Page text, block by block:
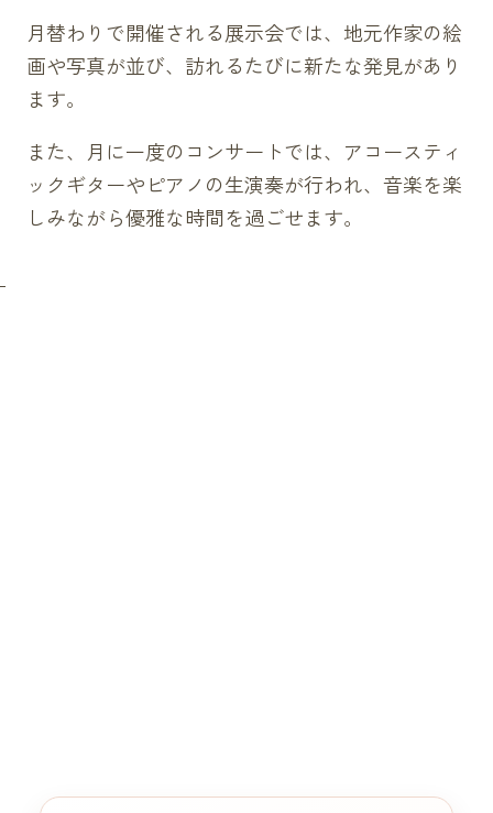
月替わりで開催される展示会では、地元作家の絵
画や写真が並び、訪れるたびに新たな発見があり
ます。
また、月に一度のコンサートでは、アコースティ
ックギターやピアノの生演奏が行われ、音楽を楽
しみながら優雅な時間を過ごせます。